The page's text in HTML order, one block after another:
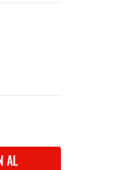
AL